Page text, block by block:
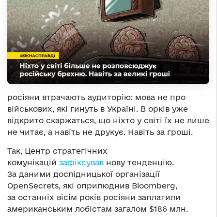
росіяни втрачають аудиторію: мова не про
військових, які гинуть в Україні. В орків уже
відкрито скаржаться, що ніхто у світі їх не лише
не читає, а навіть не друкує. Навіть за гроші.
Так, Центр стратегічних
комунікацій зафіксував нову тенденцію.
За даними дослідницької організації
OpenSecrets, які оприлюднив Bloomberg,
за останніх вісім років росіяни заплатили
американським лобістам загалом $186 млн.